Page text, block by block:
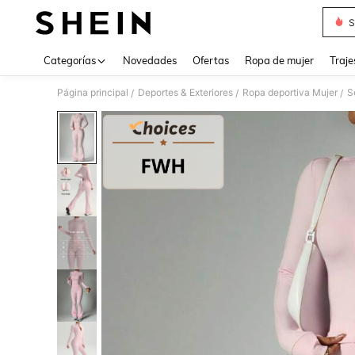
Categorías Novedades Ofertas Ropa de mujer
Página principal / Deportes & Exteriores / Ropa deportiva Mujer /